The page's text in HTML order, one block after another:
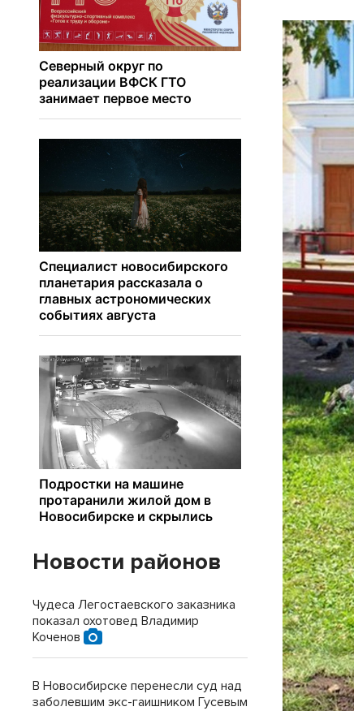
Новости районов
Чудеса Легостаевского заказника
показал охотовед Владимир
Коченов
В Новосибирске перенесли суд над
заболевшим экс-гаишником Гусевым